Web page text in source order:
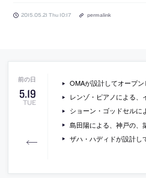
2015.05.21 Thu 10:17 permalink
5.19
TUE
OMAが設計してオープンした、イタリア・ミ
レンゾ・ピアノによる、イタリア・トリノ
ショーン・ゴッドセルによる、オーストラリアの
島田陽による、神戸の、築60年の
ザハ・ハディドが設計して完成した